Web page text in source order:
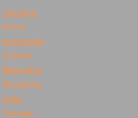
Carrière
Immo
Economie
Cuisine
Bien-être
Shopping
Auto
Voyage